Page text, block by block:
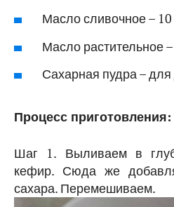
Масло сливочное – 10
Масло растительное
Сахарная пудра – для
Процесс приготовления:
Шаг 1. Выливаем в
кефир. Сюда же
сахара. Перемешиваем.